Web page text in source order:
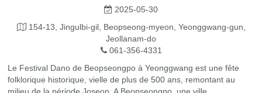
2025-05-30
154-13, Jingulbi-gil, Beopseong-myeon, Yeonggwang-gun,
Jeollanam-do
061-356-4331
Le Festival Dano de Beopseongpo à Yeonggwang est une fête
folklorique historique, vielle de plus de 500 ans, remontant au